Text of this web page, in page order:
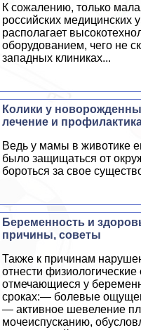
К сожалению, только
российских медицинских
располагает
оборудованием, чего не
западных клиниках...
Колики у
лечение и
Ведь у мамы в животике
было защищаться от
бороться за свое
Беременность и
причины, советы
Также к причинам
отнести физиологические
отмечающиеся у
сроках:— болевые
— активное шевеление
мочеиспусканию,